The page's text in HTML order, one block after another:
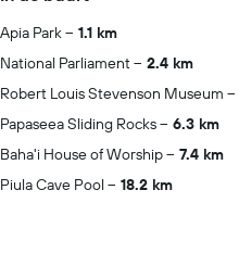
Apia Park
1.1 km
National Parliament
2.4 km
Robert Louis Stevenson Museum
Papaseea Sliding Rocks
6.3 km
Baha'i House of Worship
7.4 km
Piula Cave Pool
18.2 km